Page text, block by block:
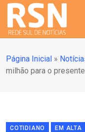
Página Inicial »
milhão para o
COTIDIANO EM ALTA